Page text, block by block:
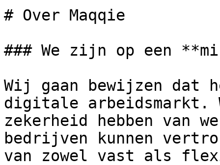
# Over Maqqie
### We zijn op een
Wij gaan bewijzen dat
digitale arbeidsmarkt.
zekerheid hebben van
bedrijven kunnen
van zowel vast als